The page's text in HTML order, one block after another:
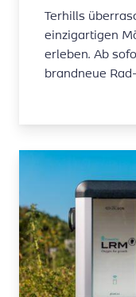
Terhills
einzigartigen
erleben. Ab
brandneue